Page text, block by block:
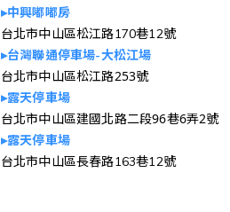
▸中興嘟嘟房
台北市中山區松江路170巷12號
▸台灣聯通停車場-大松江場
台北市中山區松江路253號
▸露天停車場
台北市中山區建國北路二段96巷6弄2號
▸露天停車場
台北市中山區長春路163巷12號